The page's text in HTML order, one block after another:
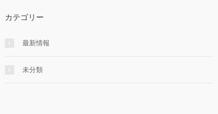
カテゴリー
最新情報
未分類